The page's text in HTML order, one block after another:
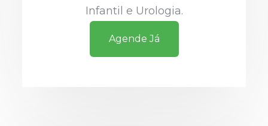
Infantil e Urologia.
Agende Já